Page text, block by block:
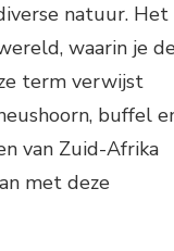
natuur. Het
waarin je
term verwijst
buffel
van Zuid-Afrika
met deze